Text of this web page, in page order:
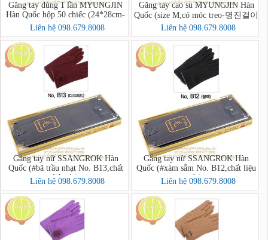
Găng tay dùng 1 lần MYUNGJIN
Hàn Quốc hộp 50 chiếc (24*28cm-
위생장갑A(50매))
Liên hệ 098.679.8008
Găng tay cao su MYUNGJIN Hàn
Quốc (size M,có móc treo-명진걸이
형고무장갑 중)
Liên hệ 098.679.8008
Găng tay nữ SSANGROK Hàn
Quốc (#bã trầu nhạt No. B13,chất
liệu dạ)
Liên hệ 098.679.8008
Găng tay nữ SSANGROK Hàn
Quốc (#xám sẫm No. B12,chất liệu
dạ)
Liên hệ 098.679.8008